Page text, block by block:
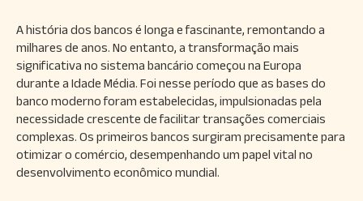
A história dos bancos é longa e fascinante, remontando a
milhares de anos. No entanto, a transformação mais
significativa no sistema bancário começou na Europa
durante a Idade Média. Foi nesse período que as bases do
banco moderno foram estabelecidas, impulsionadas pela
necessidade crescente de facilitar transações comerciais
complexas. Os primeiros bancos surgiram precisamente para
otimizar o comércio, desempenhando um papel vital no
desenvolvimento econômico mundial.